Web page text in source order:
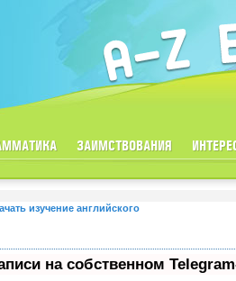
ЗАИМСТВОВАНИЯ
изучение английского
на собственном